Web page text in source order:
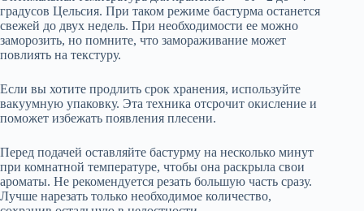
градусов Цельсия. При таком режиме бастурма останется
свежей до двух недель. При необходимости ее можно
заморозить, но помните, что замораживание может
повлиять на текстуру.
Если вы хотите продлить срок хранения, используйте
вакуумную упаковку. Эта техника отсрочит окисление и
поможет избежать появления плесени.
Перед подачей оставляйте бастурму на несколько минут
при комнатной температуре, чтобы она раскрыла свои
ароматы. Не рекомендуется резать большую часть сразу.
Лучше нарезать только необходимое количество,